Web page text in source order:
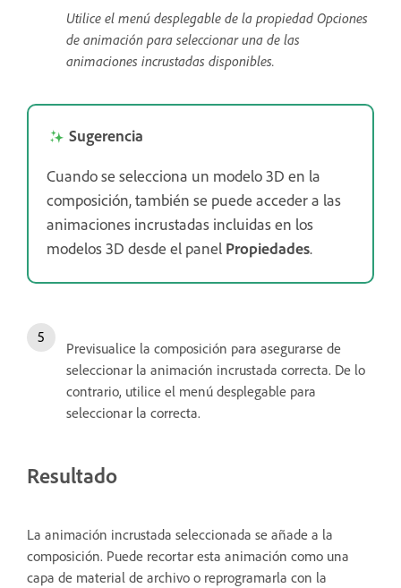
Utilice el menú desplegable de la propiedad Opciones
de animación para seleccionar una de las
animaciones incrustadas disponibles.
Sugerencia
Cuando se selecciona un modelo 3D en la
composición, también se puede acceder a las
animaciones incrustadas incluidas en los
modelos 3D desde el panel Propiedades.
Previsualice la composición para asegurarse de
seleccionar la animación incrustada correcta. De lo
contrario, utilice el menú desplegable para
seleccionar la correcta.
Resultado
La animación incrustada seleccionada se añade a la
composición. Puede recortar esta animación como una
capa de material de archivo o reprogramarla con la